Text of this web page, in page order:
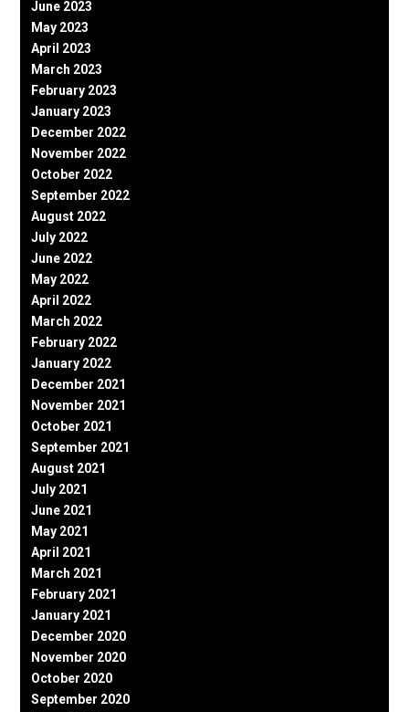
June 2023
May 2023
April 2023
March 2023
February 2023
January 2023
December 2022
November 2022
October 2022
September 2022
August 2022
July 2022
June 2022
May 2022
April 2022
March 2022
February 2022
January 2022
December 2021
November 2021
October 2021
September 2021
August 2021
July 2021
June 2021
May 2021
April 2021
March 2021
February 2021
January 2021
December 2020
November 2020
October 2020
September 2020